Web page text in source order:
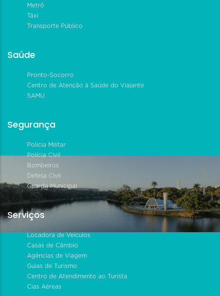
Metrô
Táxi
Transporte Público
Saúde
Pronto-Socorro
Centro de Atenção à Saúde do Viajante
SAMU
Segurança
Polícia Militar
Polícia Civil
Bombeiros
Defesa Civil
Guarda Municipal
Serviços
Locadora de Veículos
Casas de Câmbio
Agências de Viagem
Guias de Turismo
Centro de Atendimento ao Turista
Cias Aéreas